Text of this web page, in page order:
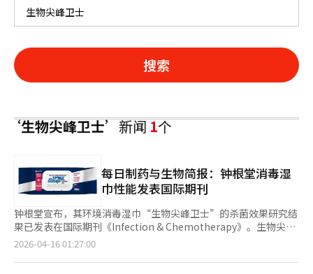
搜索
‘生物尖峰卫士’新闻1个
每日制药与生物简报：钟根堂消毒湿
巾性能发表国际期刊
钟根堂宣布，其环境消毒湿巾“生物尖峰卫士”的杀菌效果研究结
果已发表在国际期刊《Infection & Chemotherapy》。生物尖峰
卫士结合了DDAC和Si-QAC，具有即刻杀菌和抑制微生物再生的特
和24小时内均保持显著的微生物减少效果(P<0.001)。特别是在湿
2026-04-16 01:27:00
页